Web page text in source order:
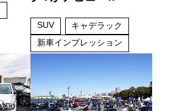
SUV
キャデラック
新車インプレッション